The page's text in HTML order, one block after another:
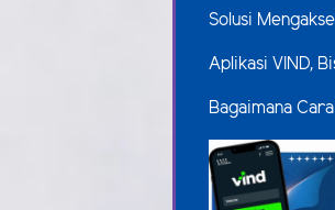
Solusi
Aplikasi VIND,
Bagaimana